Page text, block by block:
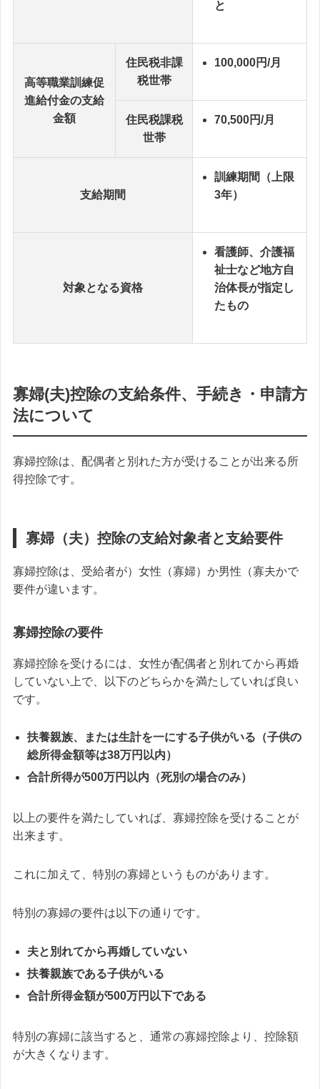
と
高等職業訓練促
進給付金の支給
金額
住民税非課
税世帯
100,000円/月
住民税課税
世帯
70,500円/月
支給期間
訓練期間（上限
3年）
対象となる資格
看護師、介護福
祉士など地方自
治体長が指定し
たもの
寡婦(夫)控除の支給条件、手続き・申請方
法について
寡婦控除は、配偶者と別れた方が受けることが出来る所
得控除です。
寡婦（夫）控除の支給対象者と支給要件
寡婦控除は、受給者が）女性（寡婦）か男性（寡夫かで
要件が違います。
寡婦控除の要件
寡婦控除を受けるには、女性が配偶者と別れてから再婚
していない上で、以下のどちらかを満たしていれば良い
です。
扶養親族、または生計を一にする子供がいる（子供の
総所得金額等は38万円以内）
合計所得が500万円以内（死別の場合のみ）
以上の要件を満たしていれば、寡婦控除を受けることが
出来ます。
これに加えて、特別の寡婦というものがあります。
特別の寡婦の要件は以下の通りです。
夫と別れてから再婚していない
扶養親族である子供がいる
合計所得金額が500万円以下である
特別の寡婦に該当すると、通常の寡婦控除より、控除額
が大きくなります。